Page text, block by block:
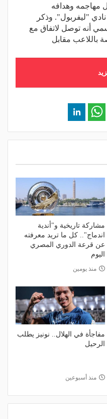
مهاجمه وهدافه
نادي "ليفربول". وذكر
أنه توصل لاتفاق مع
باللاعب مقابل
مشاركة تاريخية و"أندية
اندماج".. كل ما تريد معرفته
عن قرعة الدوري المصري
اليوم
منذ يومين
مفاجأة في الهلال.. نونيز يطلب
الرحيل
منذ أسبوعين